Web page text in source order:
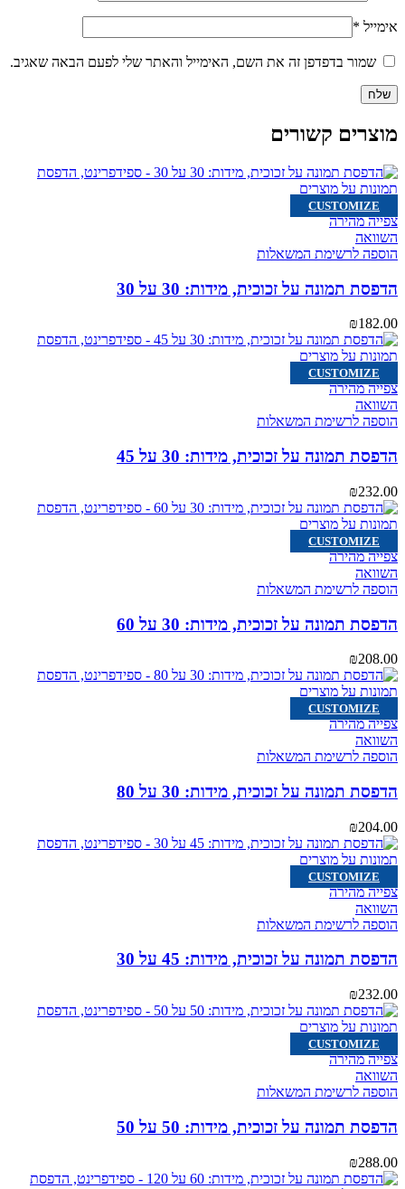
אימייל *
שמור בדפדפן זה את השם, האימייל והאתר שלי לפעם הבאה שאגיב.
מוצרים קשורים
CUSTOMIZE
צפייה מהירה
השוואה
הוספה לרשימת המשאלות
הדפסת תמונה על זכוכית, מידות: 30 על 30
₪182.00
CUSTOMIZE
צפייה מהירה
השוואה
הוספה לרשימת המשאלות
הדפסת תמונה על זכוכית, מידות: 30 על 45
₪232.00
CUSTOMIZE
צפייה מהירה
השוואה
הוספה לרשימת המשאלות
הדפסת תמונה על זכוכית, מידות: 30 על 60
₪208.00
CUSTOMIZE
צפייה מהירה
השוואה
הוספה לרשימת המשאלות
הדפסת תמונה על זכוכית, מידות: 30 על 80
₪204.00
CUSTOMIZE
צפייה מהירה
השוואה
הוספה לרשימת המשאלות
הדפסת תמונה על זכוכית, מידות: 45 על 30
₪232.00
CUSTOMIZE
צפייה מהירה
השוואה
הוספה לרשימת המשאלות
הדפסת תמונה על זכוכית, מידות: 50 על 50
₪288.00